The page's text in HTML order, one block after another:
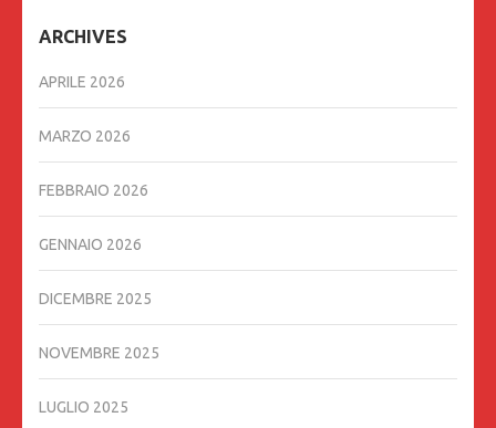
ARCHIVES
APRILE 2026
MARZO 2026
FEBBRAIO 2026
GENNAIO 2026
DICEMBRE 2025
NOVEMBRE 2025
LUGLIO 2025